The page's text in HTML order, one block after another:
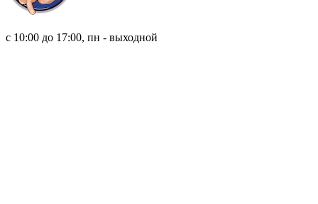
с 10:00 до 17:00, пн - выходной